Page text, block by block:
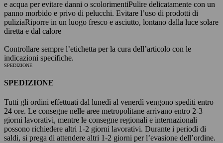
e acqua per evitare danni o scolorimentiPulire delicatamente con un
panno morbido e privo di pelucchi. Evitare l’uso di prodotti di
puliziaRiporre in un luogo fresco e asciutto, lontano dalla luce solare
diretta e dal calore
Controllare sempre l’etichetta per la cura dell’articolo con le
indicazioni specifiche.
SPEDIZIONE
SPEDIZIONE
Tutti gli ordini effettuati dal lunedì al venerdì vengono spediti entro
24 ore. Le consegne nelle aree metropolitane arrivano entro 2-3
giorni lavorativi, mentre le consegne regionali e internazionali
possono richiedere altri 1-2 giorni lavorativi. Durante i periodi di
saldi, si prega di attendere altri 1-2 giorni per l’evasione dell’ordine.